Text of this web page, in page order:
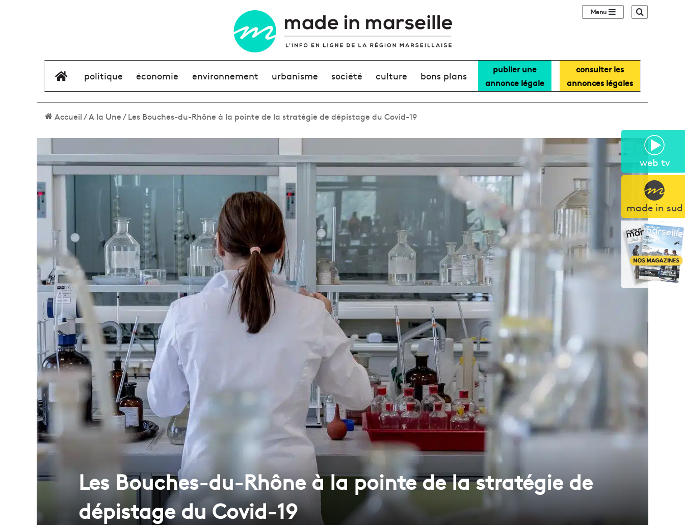
web tv
made in sud
Sidebar (barre
élément de menu
politique économie environnement urbanisme société culture bons plans
publier une
annonce légale
consulter les
annonces légales
Accueil/A la Une/Les Bouches-du-Rhône à la pointe de la stratégie de dépistage du Covid-19
Les Bouches-du-Rhône à la pointe de la stratégie de
dépistage du Covid-19